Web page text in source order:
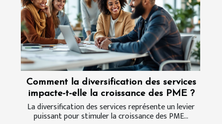
Comment la diversification des services
impacte-t-elle la croissance des PME ?
La diversification des services représente un levier
puissant pour stimuler la croissance des PME...